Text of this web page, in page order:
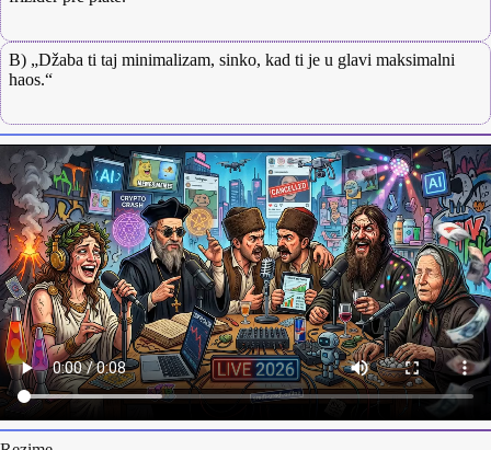
B) „Džaba ti taj minimalizam, sinko, kad ti je u glavi maksimalni
haos.“